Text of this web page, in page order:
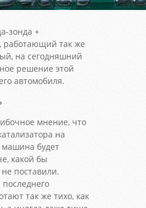
зонда +
работающий так же
на сегодняшний
решение этой
автомобиля.
мнение, что
на
машина будет
какой бы
поставили.
так же тихо, как